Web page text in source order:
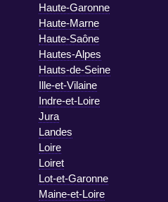
Haute-Garonne
Haute-Marne
Haute-Saône
Hautes-Alpes
Hauts-de-Seine
Ille-et-Vilaine
Indre-et-Loire
Jura
Landes
Loire
Loiret
Lot-et-Garonne
Maine-et-Loire